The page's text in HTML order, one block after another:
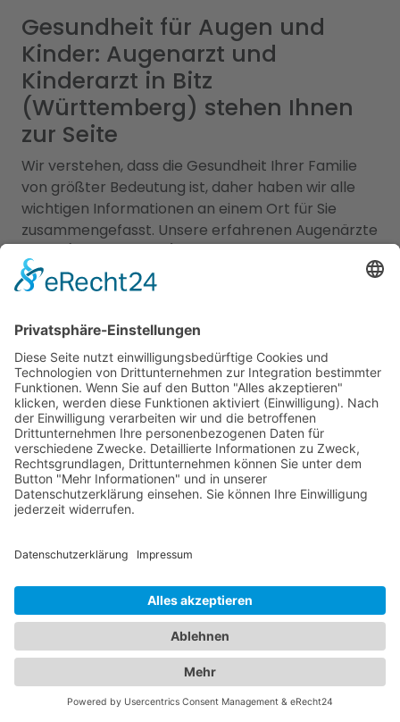
Gesundheit für Augen und
Kinder: Augenarzt und
Kinderarzt in Bitz
(Württemberg) stehen Ihnen
zur Seite
Wir verstehen, dass die Gesundheit Ihrer Familie
von größter Bedeutung ist, daher haben wir alle
wichtigen Informationen an einem Ort für Sie
zusammengefasst. Unsere erfahrenen Augenärzte
Augengesundheit und bieten eine Vielzahl von
Leistungen an, darunter Routineuntersuchungen,
sowie die Behandlung von Augenkrankheiten. Sie
verwenden modernste Technologien, um genaue
Diagnosen zu stellen und eine optimale
Versorgung zu gewährleisten. Für die kleinen
Patienten bieten wir Ihnen zudem eine Übersicht
an qualifizierten Kinderärzten in Bitz
(Württemberg), die sich umfassend um das
Wohlergehen Ihrer Kinder kümmern. Von
Vorsorgeuntersuchungen und Impfungen bis hin
Ihnen mit ihrer Expertise zur Seite. Vertrauen Sie
Kinderarzt Bitz (Württemberg)zu finden. Wir
bieten Ihnen detaillierte Informationen zu den
Ärzten, ihren Fachgebieten, Öffnungszeiten und
Standorten. Sorgen Sie für die Gesundheit Ihrer
Familie, indem Sie die besten medizinischen
Fachkräfte für Augen- und Kinderheilkunde in Bitz